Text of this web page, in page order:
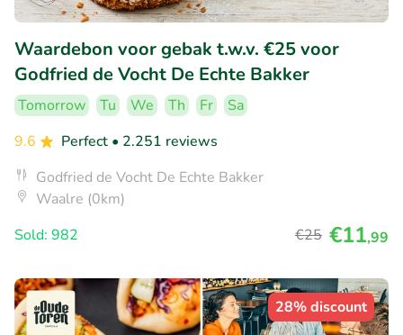
Waardebon voor gebak t.w.v. €25 voor
Godfried de Vocht De Echte Bakker
Tomorrow Tu We Th Fr
Sa
9.6
Perfect • 2.251 reviews
Godfried de Vocht De Echte Bakker
Waalre (0km)
Sold: 982
€25 €11,99
28% discount